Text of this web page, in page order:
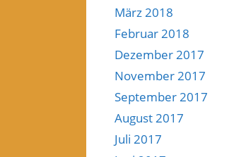
März 2018
Februar 2018
Dezember 2017
November 2017
September 2017
August 2017
Juli 2017